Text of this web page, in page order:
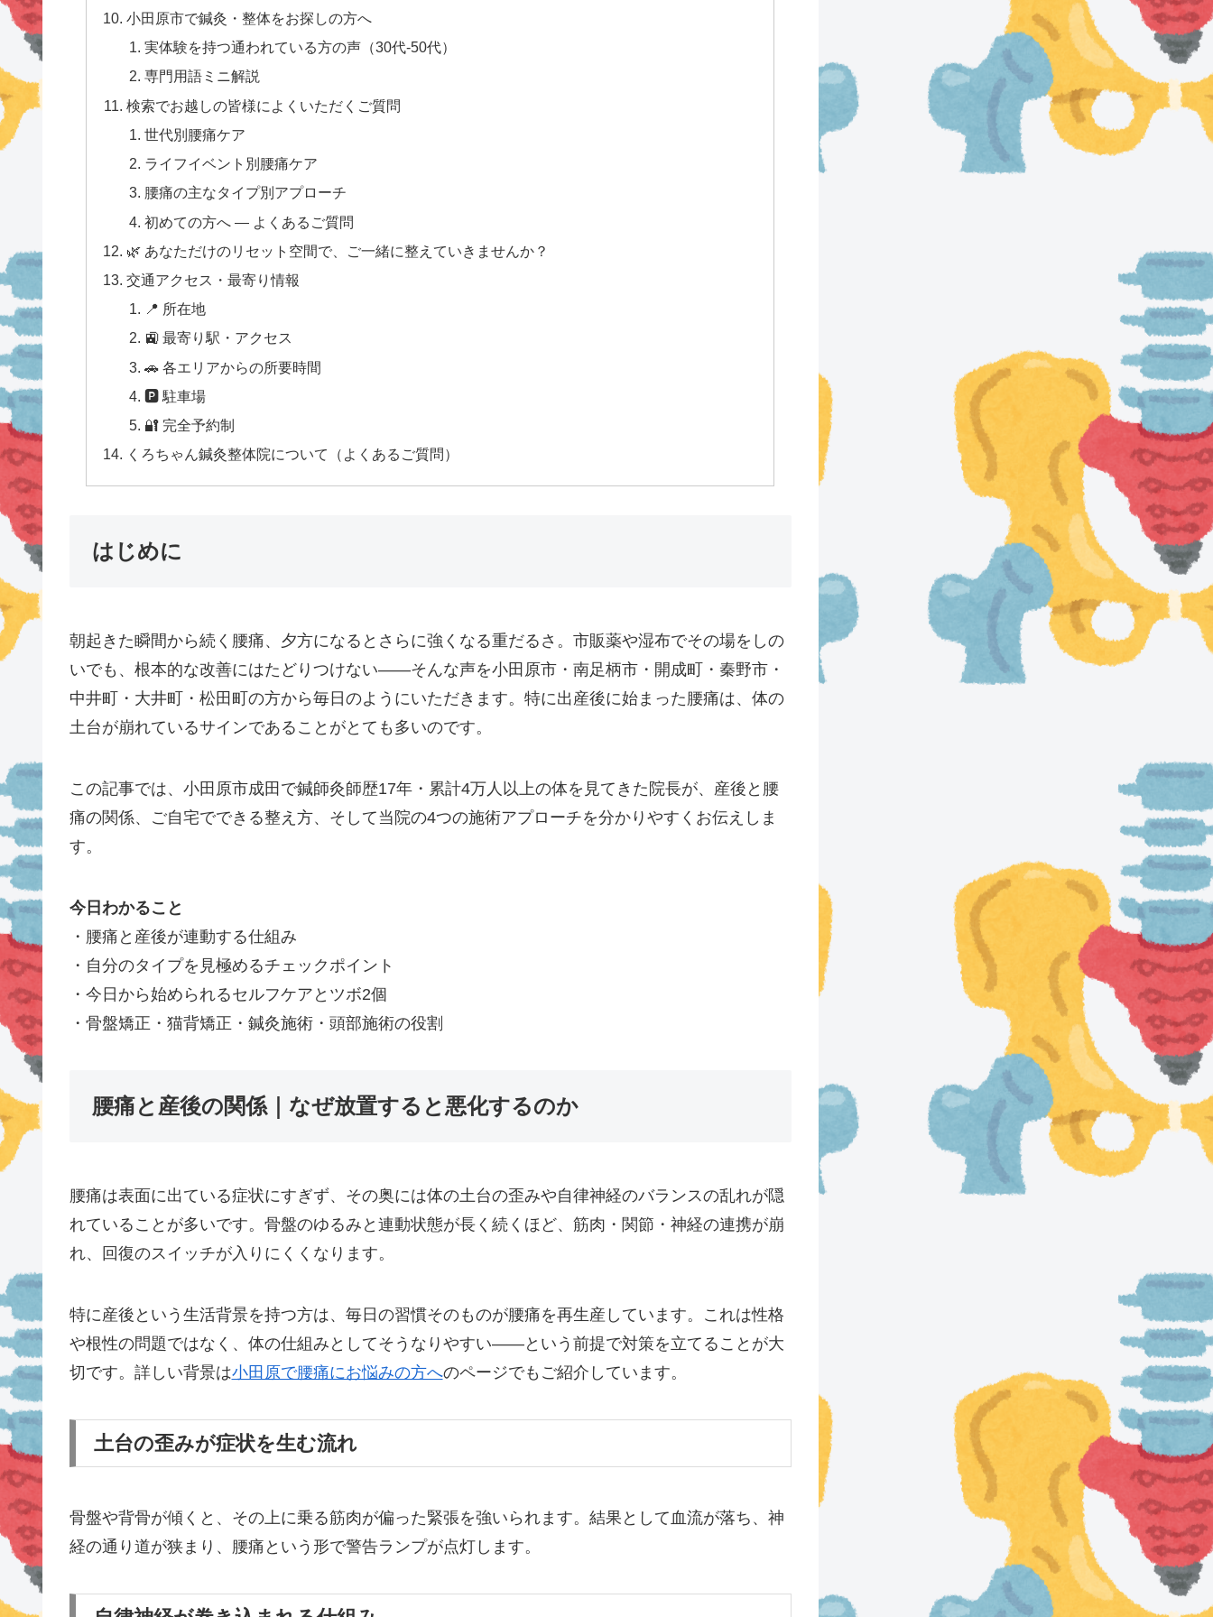
小田原市で鍼灸・整体をお探しの方へ
実体験を持つ通われている方の声（30代-50代）
専門用語ミニ解説
検索でお越しの皆様によくいただくご質問
世代別腰痛ケア
ライフイベント別腰痛ケア
腰痛の主なタイプ別アプローチ
初めての方へ — よくあるご質問
🌿 あなただけのリセット空間で、ご一緒に整えていきませんか？
交通アクセス・最寄り情報
📍 所在地
🚉 最寄り駅・アクセス
🚗 各エリアからの所要時間
🅿 駐車場
🔐 完全予約制
くろちゃん鍼灸整体院について（よくあるご質問）
はじめに
朝起きた瞬間から続く腰痛、夕方になるとさらに強くなる重だるさ。市販薬や湿布でその場をしの
いでも、根本的な改善にはたどりつけない——そんな声を小田原市・南足柄市・開成町・秦野市・
中井町・大井町・松田町の方から毎日のようにいただきます。特に出産後に始まった腰痛は、体の
土台が崩れているサインであることがとても多いのです。
この記事では、小田原市成田で鍼師灸師歴17年・累計4万人以上の体を見てきた院長が、産後と腰
痛の関係、ご自宅でできる整え方、そして当院の4つの施術アプローチを分かりやすくお伝えしま
す。
今日わかること
・腰痛と産後が連動する仕組み
・自分のタイプを見極めるチェックポイント
・今日から始められるセルフケアとツボ2個
・骨盤矯正・猫背矯正・鍼灸施術・頭部施術の役割
腰痛と産後の関係｜なぜ放置すると悪化するのか
腰痛は表面に出ている症状にすぎず、その奥には体の土台の歪みや自律神経のバランスの乱れが隠
れていることが多いです。骨盤のゆるみと連動状態が長く続くほど、筋肉・関節・神経の連携が崩
れ、回復のスイッチが入りにくくなります。
特に産後という生活背景を持つ方は、毎日の習慣そのものが腰痛を再生産しています。これは性格
や根性の問題ではなく、体の仕組みとしてそうなりやすい——という前提で対策を立てることが大
切です。詳しい背景は小田原で腰痛にお悩みの方へのページでもご紹介しています。
土台の歪みが症状を生む流れ
骨盤や背骨が傾くと、その上に乗る筋肉が偏った緊張を強いられます。結果として血流が落ち、神
経の通り道が狭まり、腰痛という形で警告ランプが点灯します。